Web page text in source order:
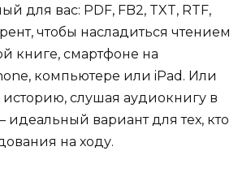
для вас: PDF, FB2, TXT, RTF,
чтобы насладиться чтением
книге, смартфоне на
компьютере или iPad. Или
историю, слушая аудиокнигу в
идеальный вариант для тех, кто
на ходу.